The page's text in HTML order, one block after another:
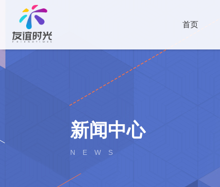
首页
新闻中心
NEWS